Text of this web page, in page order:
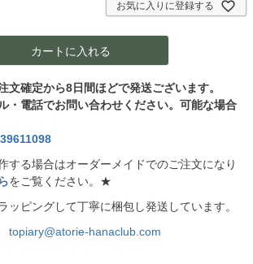
お気に入りに登録する
カートに入れる
文確定から8日間ほどで発送ございます。
・電話でお問い合わせください。可能な場合
する場合はオーダーメイドでのご注文になり
をご覧ください。★
ッピングして丁寧に梱包し発送しています。
topiary@atorie-hanaclub.com